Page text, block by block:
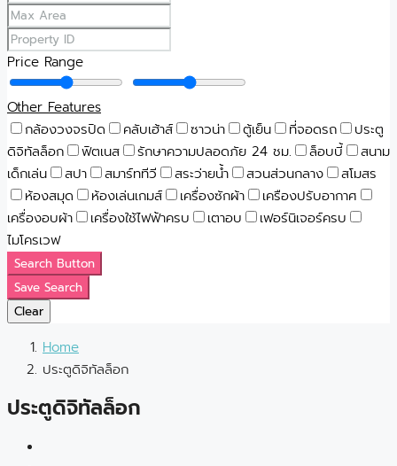
Price Range
Other Features
กล้องวงจรปิด
คลับเฮ้าส์ ซาวน่า ตู้เย็น ที่จอดรถ
ประตู
ดิจิทัลล็อก
ฟิตเนส รักษาความปลอดภัย 24 ชม. ล็อบบี้
สนาม
เด็กเล่น
สปา สมาร์ททีวี สระว่ายน้ำ สวนส่วนกลาง
สโมสร
ห้องสมุด
ห้องเล่นเกมส์ เครื่องซักผ้า
เครืองปรับอากาศ
เครื่องอบผ้า
เครื่องใช้ไฟฟ้าครบ เตาอบ
เฟอร์นิเจอร์ครบ
ไมโครเวฟ
Search Button
Save Search
Clear
Home
ประตูดิจิทัลล็อก
ประตูดิจิทัลล็อก